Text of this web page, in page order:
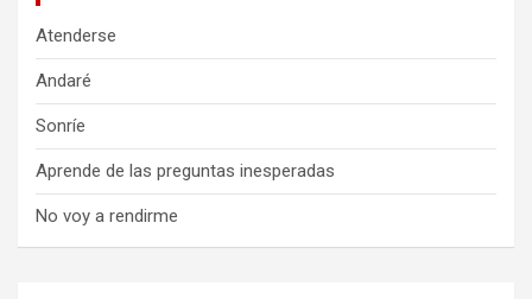
Atenderse
Andaré
Sonríe
Aprende de las preguntas inesperadas
No voy a rendirme